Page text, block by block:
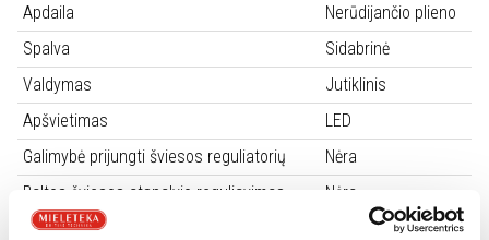
Apdaila
Nerūdijančio plieno
Spalva
Sidabrinė
Valdymas
Jutiklinis
Apšvietimas
LED
Galimybė prijungti šviesos reguliatorių
Nėra
Baltos šviesos atspalvio reguliavimas
Nėra
Ortakio skersmuo, mm